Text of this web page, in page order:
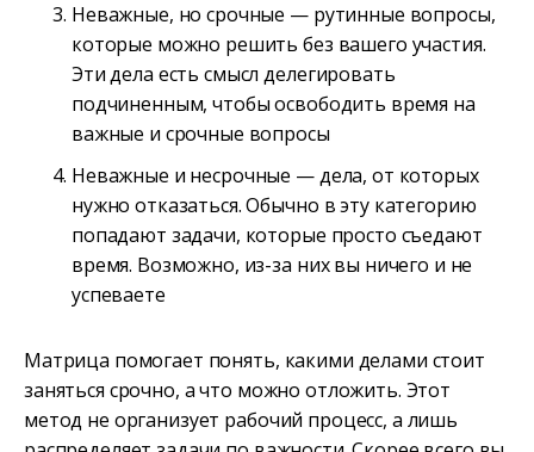
Неважные, но срочные — рутинные вопросы,
которые можно решить без вашего участия.
Эти дела есть смысл делегировать
подчиненным, чтобы освободить время на
важные и срочные вопросы
Неважные и несрочные — дела, от которых
нужно отказаться. Обычно в эту категорию
попадают задачи, которые просто съедают
время. Возможно, из-за них вы ничего и не
успеваете
Матрица помогает понять, какими делами стоит
заняться срочно, а что можно отложить. Этот
метод не организует рабочий процесс, а лишь